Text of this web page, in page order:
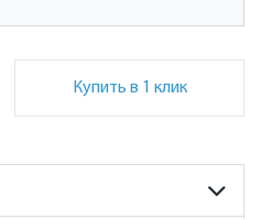
Купить в 1 клик